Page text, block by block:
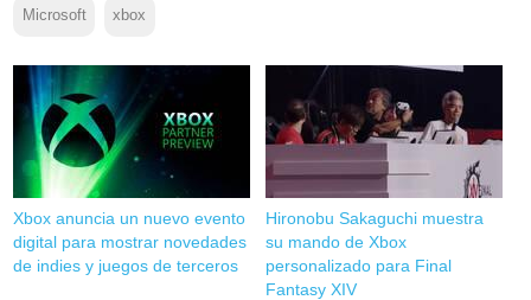
Microsoft xbox
Xbox anuncia un nuevo evento
digital para mostrar novedades
de indies y juegos de terceros
Hironobu Sakaguchi muestra
su mando de Xbox
personalizado para Final
Fantasy XIV